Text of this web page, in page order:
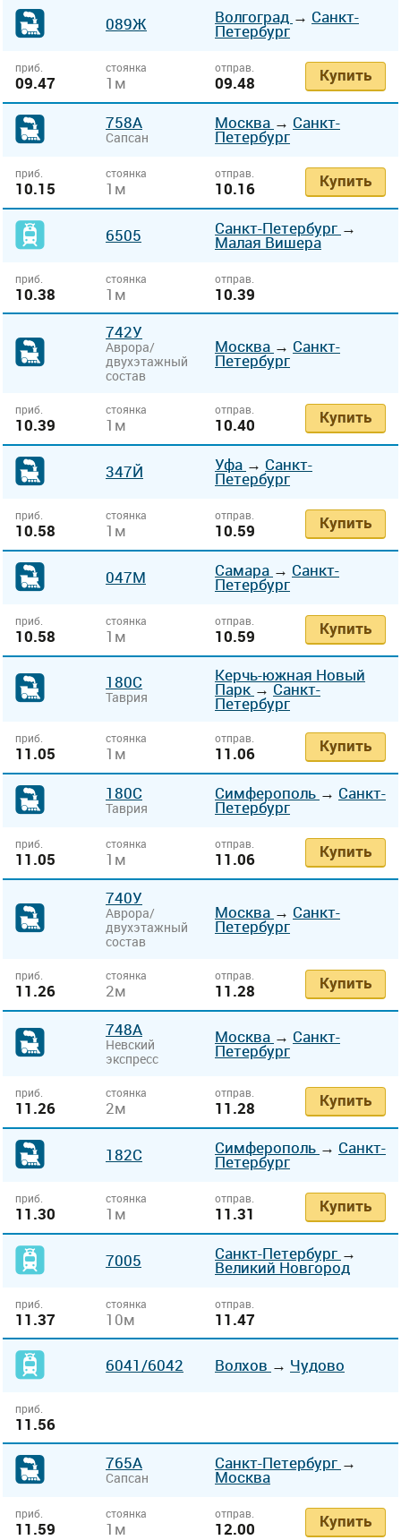
089Ж Волгоград → Санкт-
Петербург
приб.
09.47
стоянка
1м
отправ.
09.48 Купить
758А
Сапсан
Москва → Санкт-
Петербург
приб.
10.15
стоянка
1м
отправ.
10.16 Купить
6505 Санкт-Петербург →
Малая Вишера
приб.
10.38
стоянка
1м
отправ.
10.39
742У
Аврора/
двухэтажный
состав
Москва → Санкт-
Петербург
приб.
10.39
стоянка
1м
отправ.
10.40 Купить
347Й Уфа → Санкт-
Петербург
приб.
10.58
стоянка
1м
отправ.
10.59 Купить
047М Самара → Санкт-
Петербург
приб.
10.58
стоянка
1м
отправ.
10.59 Купить
180С
Таврия
Керчь-южная Новый
Парк→Санкт-
Петербург
приб.
11.05
стоянка
1м
отправ.
11.06 Купить
180С
Таврия
Симферополь → Санкт-
Петербург
приб.
11.05
стоянка
1м
отправ.
11.06 Купить
740У
Аврора/
двухэтажный
состав
Москва → Санкт-
Петербург
приб.
11.26
стоянка
2м
отправ.
11.28 Купить
748А
Невский
экспресс
Москва → Санкт-
Петербург
приб.
11.26
стоянка
2м
отправ.
11.28 Купить
182С Симферополь → Санкт-
Петербург
приб.
11.30
стоянка
1м
отправ.
11.31 Купить
7005 Санкт-Петербург →
Великий Новгород
приб.
11.37
стоянка
10м
отправ.
11.47
6041/6042 Волхов → Чудово
приб.
11.56
765А
Сапсан
Санкт-Петербург →
Москва
приб.
11.59
стоянка
1м
отправ.
12.00 Купить